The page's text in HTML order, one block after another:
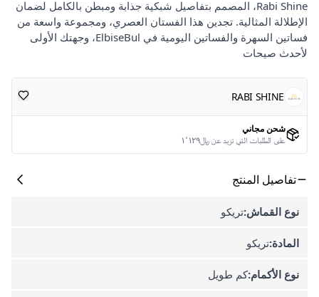
Rabi Shine، المصمم بتفاصيل شبكية جذابة ومبطن بالكامل لضمان
الإطلالة المثالية. تجدين هذا الفستان العصري، ومجموعة واسعة من
فساتين السهرة والفساتين اليومية في ElbiseBul، وجهتك الأولى
لأحدث صيحات
RABI SHINE
شحن مجاني
على الطلبات التي تزيد عن ﷼١٬١٢٩
تفاصيل المنتج
نوع القماش:تريكو
المادة:تريكو
نوع الأكمام:كم طويل